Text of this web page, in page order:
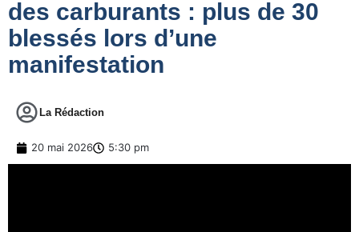
des carburants : plus de 30
blessés lors d’une
manifestation
La Rédaction
20 mai 2026 5:30 pm